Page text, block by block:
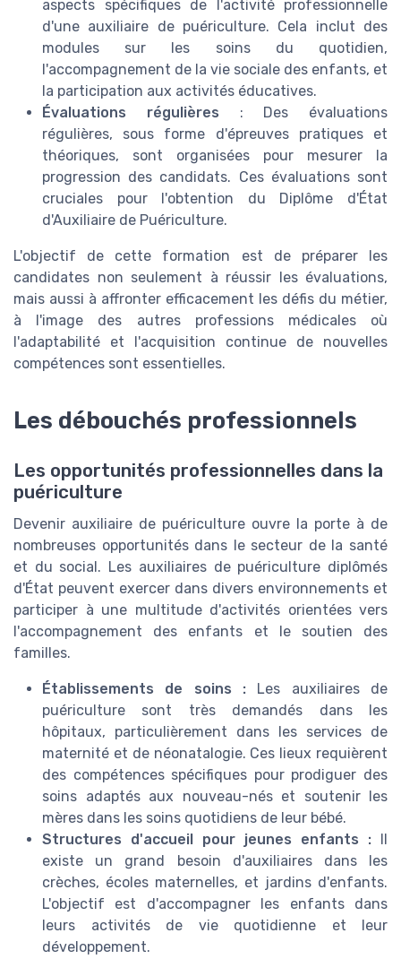
aspects spécifiques de l'activité professionnelle
d'une auxiliaire de puériculture. Cela inclut des
modules sur les soins du quotidien,
l'accompagnement de la vie sociale des enfants, et
la participation aux activités éducatives.
Évaluations régulières : Des évaluations
régulières, sous forme d'épreuves pratiques et
théoriques, sont organisées pour mesurer la
progression des candidats. Ces évaluations sont
cruciales pour l'obtention du Diplôme d'État
d'Auxiliaire de Puériculture.
L'objectif de cette formation est de préparer les
candidates non seulement à réussir les évaluations,
mais aussi à affronter efficacement les défis du métier,
à l'image des autres professions médicales où
l'adaptabilité et l'acquisition continue de nouvelles
compétences sont essentielles.
Les débouchés professionnels
Les opportunités professionnelles dans la
puériculture
Devenir auxiliaire de puériculture ouvre la porte à de
nombreuses opportunités dans le secteur de la santé
et du social. Les auxiliaires de puériculture diplômés
d'État peuvent exercer dans divers environnements et
participer à une multitude d'activités orientées vers
l'accompagnement des enfants et le soutien des
familles.
Établissements de soins : Les auxiliaires de
puériculture sont très demandés dans les
hôpitaux, particulièrement dans les services de
maternité et de néonatalogie. Ces lieux requièrent
des compétences spécifiques pour prodiguer des
soins adaptés aux nouveau-nés et soutenir les
mères dans les soins quotidiens de leur bébé.
Structures d'accueil pour jeunes enfants : Il
existe un grand besoin d'auxiliaires dans les
crèches, écoles maternelles, et jardins d'enfants.
L'objectif est d'accompagner les enfants dans
leurs activités de vie quotidienne et leur
développement.